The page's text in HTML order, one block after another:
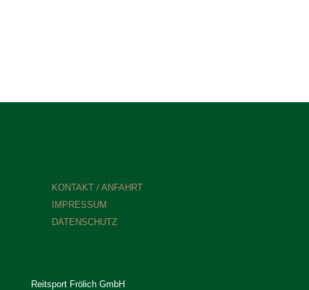
KONTAKT / ANFAHRT
IMPRESSUM
DATENSCHUTZ
Reitsport Frölich GmbH